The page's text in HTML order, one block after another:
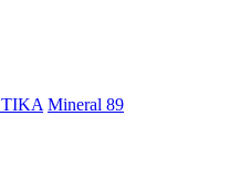
Mineral 89